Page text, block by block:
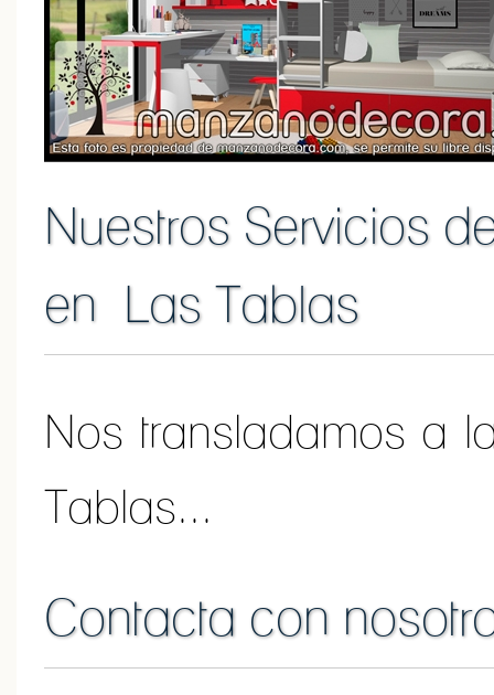
Nuestros Servicios
en Las Tablas
Nos transladamos a
Tablas...
Contacta con